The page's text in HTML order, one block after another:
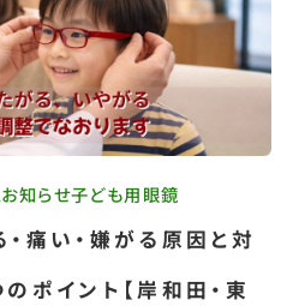
お知らせ子ども用眼鏡
痛い・嫌がる原因と対
ポイント【岸和田・東